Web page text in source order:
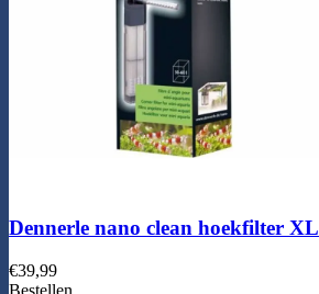
Dennerle nano clean hoekfilter XL
€39,99
Bestellen